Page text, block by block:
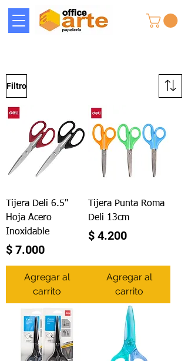
Filtro
Tijera Deli 6.5"
Hoja Acero
Inoxidable
Precio
$ 7.000
Agregar al
carrito
Tijera Punta Roma
Deli 13cm
Precio
$ 4.200
Agregar al
carrito